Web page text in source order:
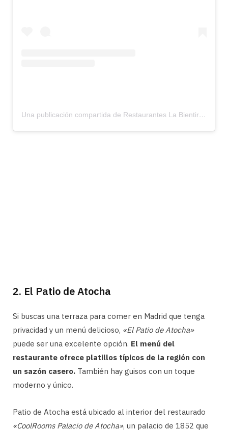
Una publicación compartida de Restaurantes La Bientirada (@labientirada_restaurantes)
2. El Patio de Atocha
Si buscas una terraza para comer en Madrid que tenga
privacidad y un menú delicioso, «El Patio de Atocha»
puede ser una excelente opción. El menú del
restaurante ofrece platillos típicos de la región con
un sazón casero. También hay guisos con un toque
moderno y único.
Patio de Atocha está ubicado al interior del restaurado
«CoolRooms Palacio de Atocha», un palacio de 1852 que